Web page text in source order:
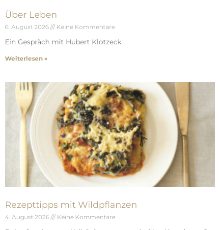
Über Leben
6. August 2026 Keine Kommentare
Ein Gespräch mit Hubert Klotzeck.
Weiterlesen »
Rezepttipps mit Wildpflanzen
4. August 2026 Keine Kommentare